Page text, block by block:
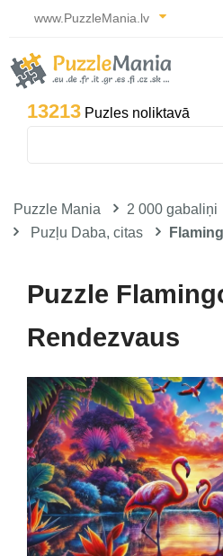
www.PuzzleMania.lv
13213 Puzles noliktavā
Puzzle Mania 2 000 gabaliņi
Puzļu Daba, citas
Puzzle
Rendezvaus